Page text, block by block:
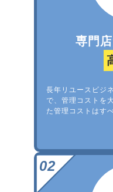
専門
長年リユースビジ
で、管理コストを
た管理コストはす